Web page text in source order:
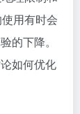
用有时会
的下降。
如何优化